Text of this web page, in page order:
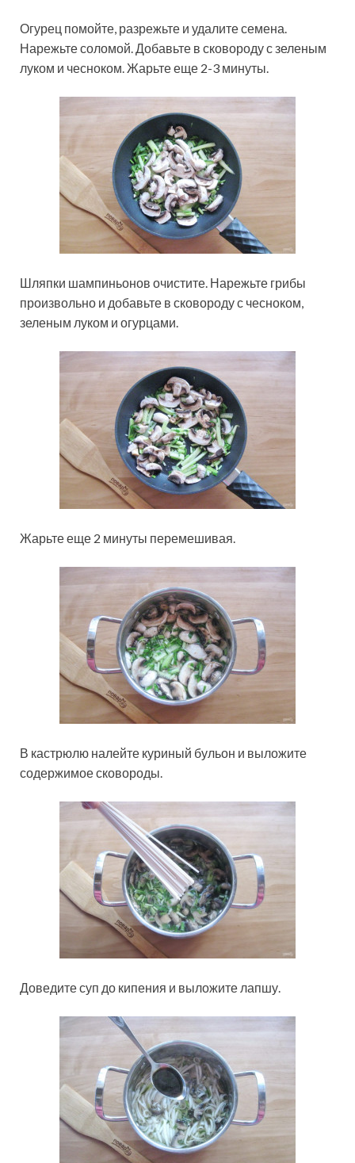
Огурец помойте, разрежьте и удалите семена.
Нарежьте соломой. Добавьте в сковороду с зеленым
луком и чесноком. Жарьте еще 2-3 минуты.
Шляпки шампиньонов очистите. Нарежьте грибы
произвольно и добавьте в сковороду с чесноком,
зеленым луком и огурцами.
Жарьте еще 2 минуты перемешивая.
В кастрюлю налейте куриный бульон и выложите
содержимое сковороды.
Доведите суп до кипения и выложите лапшу.